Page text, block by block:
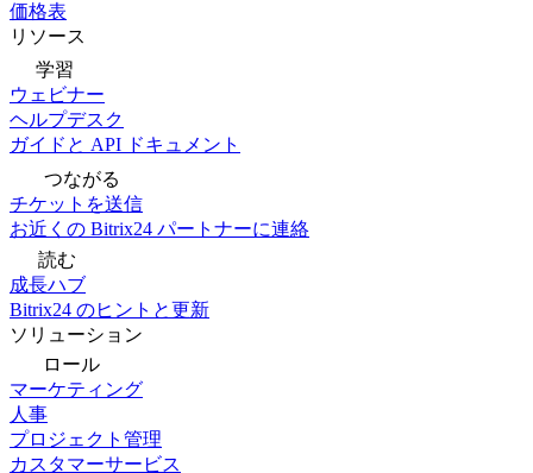
価格表
リソース
学習
ウェビナー
ヘルプデスク
ガイドと API ドキュメント
つながる
チケットを送信
お近くの Bitrix24 パートナーに連絡
読む
成長ハブ
Bitrix24 のヒントと更新
ソリューション
ロール
マーケティング
人事
プロジェクト管理
カスタマーサービス